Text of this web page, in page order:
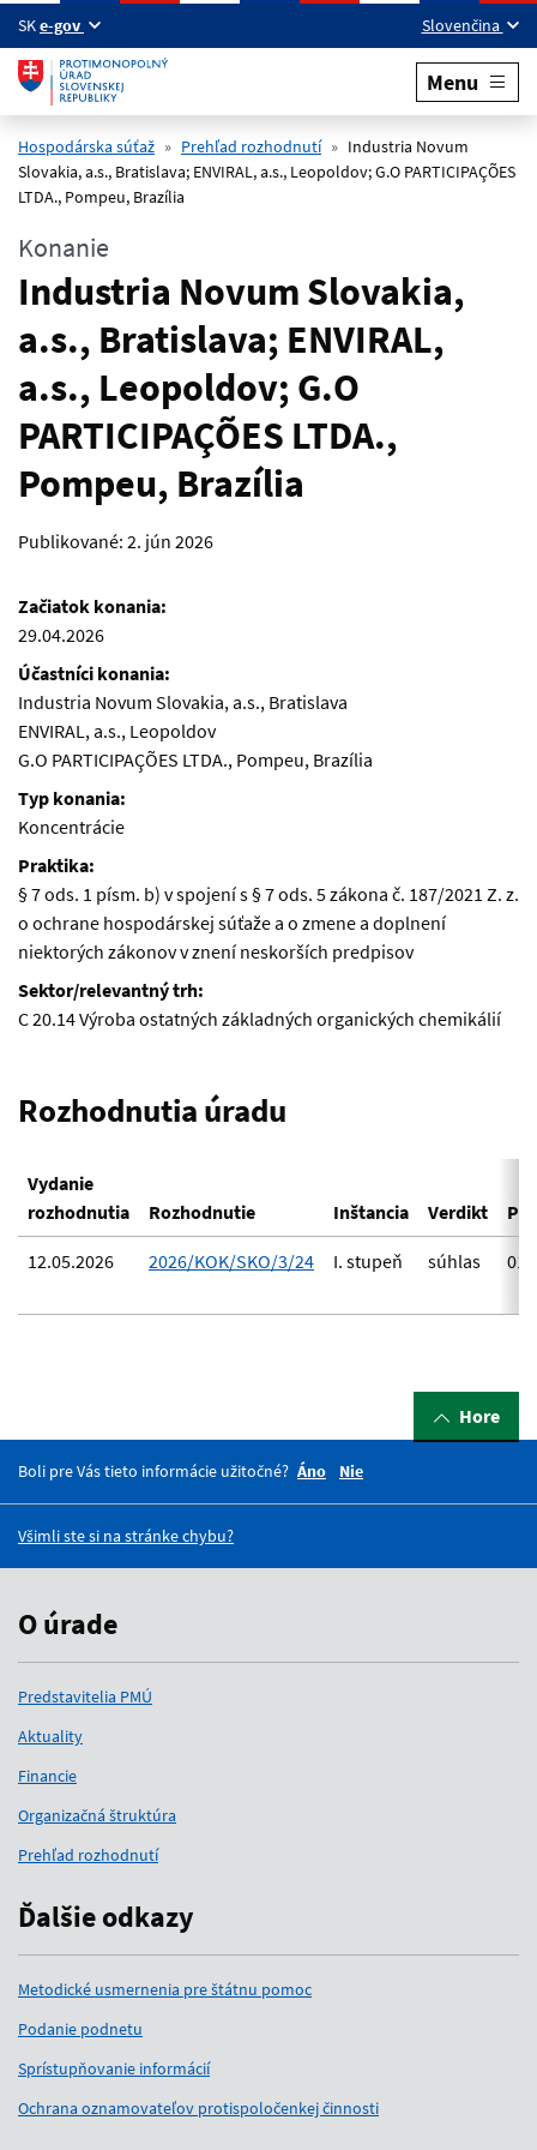
SKe-gov Slovenčina
Menu
Hospodárska súťaž Prehľad rozhodnutí
Industria Novum
Slovakia, a.s., Bratislava; ENVIRAL, a.s., Leopoldov; G.O PARTICIPAÇÕES
LTDA., Pompeu, Brazília
Konanie
Industria Novum Slovakia,
a.s., Bratislava; ENVIRAL,
a.s., Leopoldov; G.O
PARTICIPAÇÕES LTDA.,
Pompeu, Brazília
Publikované: 2. jún 2026
Začiatok konania:
29.04.2026
Účastníci konania:
Industria Novum Slovakia, a.s., Bratislava
ENVIRAL, a.s., Leopoldov
G.O PARTICIPAÇÕES LTDA., Pompeu, Brazília
Typ konania:
Koncentrácie
Praktika:
§ 7 ods. 1 písm. b) v spojení s § 7 ods. 5 zákona č. 187/2021 Z. z.
o ochrane hospodárskej súťaže a o zmene a doplnení
niektorých zákonov v znení neskorších predpisov
Sektor/relevantný trh:
C 20.14 Výroba ostatných základných organických chemikálií
Rozhodnutia úradu
Vydanie
rozhodnutia
Rozhodnutie Inštancia Verdikt
12.05.2026 2026/KOK/SKO/3/24 I. stupeň súhlas
Hore
Boli pre Vás tieto informácie užitočné? Áno Nie
Všimli ste si na stránke chybu?
O úrade
Predstavitelia PMÚ
Aktuality
Financie
Organizačná štruktúra
Prehľad rozhodnutí
Ďalšie odkazy
Metodické usmernenia pre štátnu pomoc
Podanie podnetu
Sprístupňovanie informácií
Ochrana oznamovateľov protispoločenkej činnosti